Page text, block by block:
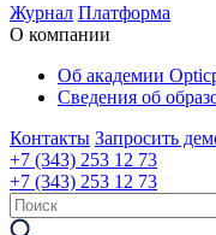
Журнал Платформа
О компании
Об академии
Сведения об
Контакты Запросить
+7 (343) 253 12 73
+7 (343) 253 12 73